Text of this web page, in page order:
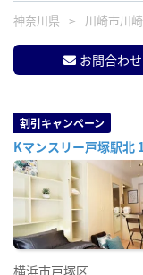
神奈川県 川崎市川
お問合わせ
割引キャンペーン
Kマンスリー戸塚駅北
横浜市戸塚区